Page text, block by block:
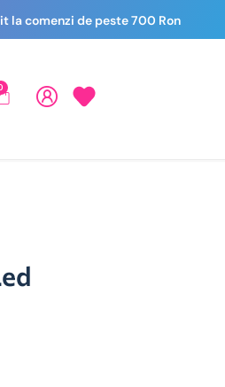
la comenzi de peste 700 Ron